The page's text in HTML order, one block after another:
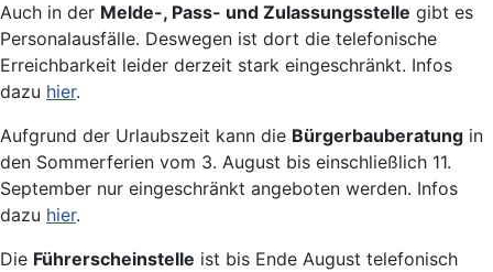
Auch in der Melde-, Pass- und Zulassungsstelle gibt es
Personalausfälle. Deswegen ist dort die telefonische
Erreichbarkeit leider derzeit stark eingeschränkt. Infos
dazu hier.
Aufgrund der Urlaubszeit kann die Bürgerbauberatung in
den Sommerferien vom 3. August bis einschließlich 11.
September nur eingeschränkt angeboten werden. Infos
dazu hier.
Die Führerscheinstelle ist bis Ende August telefonisch